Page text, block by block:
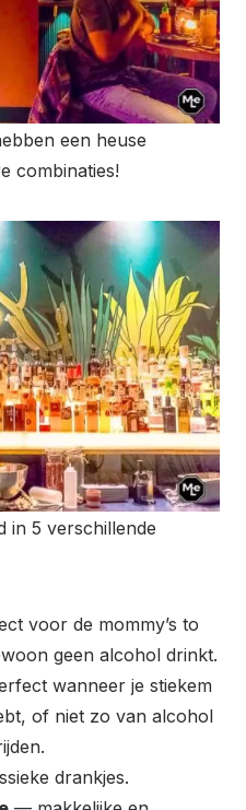
een heuse
combinaties!
in 5 verschillende
voor de mommy’s to
geen alcohol drinkt.
wanneer je stiekem
of niet zo van alcohol
drankjes.